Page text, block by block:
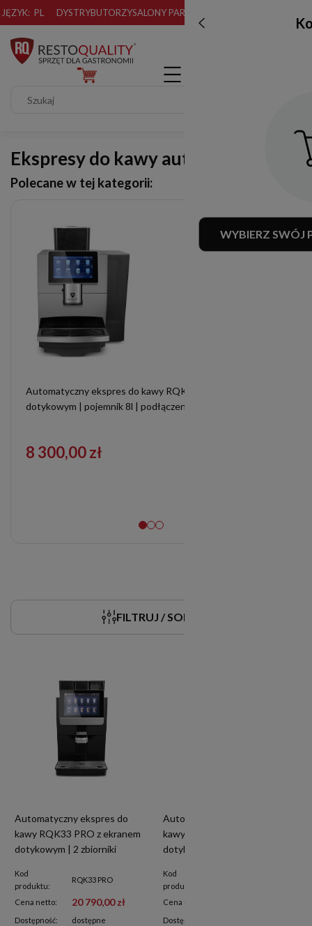
JĘZYK: PL DYSTRYBUTORZYSALONY PARTNERSKIE
WYBIERZ SWÓJ
Ekspresy do kawy automatyczne
Polecane w tej kategorii:
Automatyczny ekspres do kawy RQK8S z ekranem
dotykowym | pojemnik 8l | podłączenie do wody | srebrny
8 300,00 zł
FILTRUJ / SORTUJ
Automatyczny ekspres do
kawy RQK33 PRO z ekranem
dotykowym | 2 zbiorniki
| 2 rodzaje mleka
Kod
produktu:
RQK33 PRO
Cena netto: 20 790,00 zł
Dostępność: dostępne
Automatyczny ekspres do
kawy RQK8S z ekranem
dotykowym | pojemnik 8l |
Kod
produktu:
Cena netto:
Dostępność: